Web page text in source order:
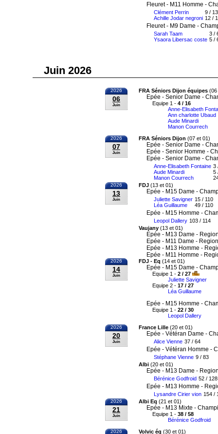
Fleuret - M11 Homme -
Clément Perrin
Achille Jodar negroni
9 / 13
12 /
Fleuret - M9 Dame -
Sarah Taam
Ysaora Libersac coste
3 /
5 /
Juin 2026
2026
06
Juin
FRA Séniors Dijon équipes (06
Epée - Senior Dame -
Equipe 1 - 4 / 16
Anne-Elisabeth
Ann charlotte Ubaud
Aude Minardi
Manon Courrech
2026
07
Juin
FRA Séniors Dijon (07 et 01)
Epée - Senior Dame -
Epée - Senior Homme -
Epée - Senior Dame -
Anne-Elisabeth Fontaine
Aude Minardi
Manon Courrech
3
5
2026
13
Juin
FDJ (13 et 01)
Epée - M15 Dame -
Juliette Savigner
Léa Guillaume
15 / 110
49 / 110
Epée - M15 Homme -
Leopol Dallery 103 / 114
Vaujany (13 et 01)
Epée - M13 Dame -
Epée - M11 Dame -
Epée - M13 Homme -
Epée - M11 Homme -
2026
14
Juin
FDJ - Eq (14 et 01)
Epée - M15 Dame -
Equipe 1 - 2 / 27
Juliette Savigner
Equipe 2 - 17 / 27
Léa Guillaume
Epée - M15 Homme -
Equipe 1 - 22 / 30
Leopol Dallery
2026
20
Juin
France Lille (20 et 01)
Epée - Vétéran Dame -
Alice Vienne 37 / 64
Epée - Vétéran Homme -
Stéphane Vienne 9 / 83
Albi (20 et 01)
Epée - M13 Dame -
Bérénice Godfroid 52 / 128
Epée - M13 Homme -
Lysandre Cirier vion 154 /
2026
21
Juin
Albi Eq (21 et 01)
Epée - M13 Mixte -
Equipe 1 - 38 / 58
Bérénice Godfroid
2026 Volvic éq (30 et 01)